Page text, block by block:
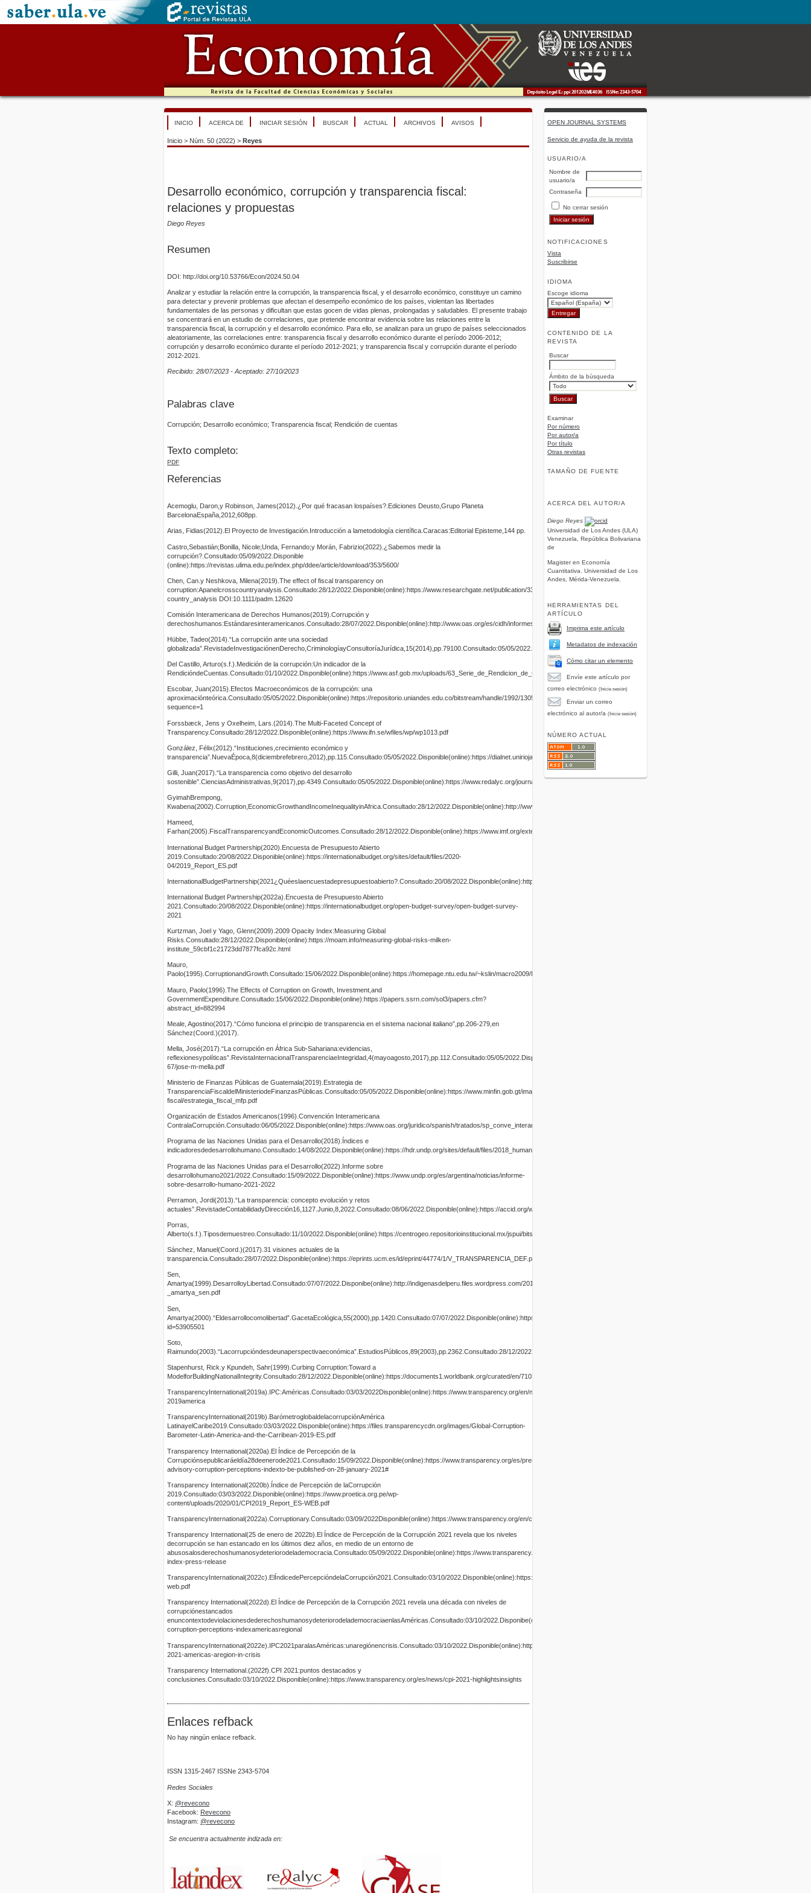
OPEN JOURNAL SYSTEMS
Servicio de ayuda de la revista
USUARIO/A
Nombre de
usuario/a
Contraseña
No cerrar sesión
NOTIFICACIONES
Vista
Suscribirse
IDIOMA
Escoge idioma
CONTENIDO DE LA
REVISTA
Buscar
Ámbito de la búsqueda
Examinar
Por número
Por autor/a
Por título
Otras revistas
TAMAÑO DE FUENTE
ACERCA DEL AUTOR/A
Diego Reyes
Universidad de Los Andes (ULA)
Venezuela, República Bolivariana
de
Magister en Economía
Cuantitativa. Universidad de Los
Andes, Mérida-Venezuela.
HERRAMIENTAS DEL
ARTÍCULO
Imprima este artículo
Metadatos de indexación
Cómo citar un elemento
Envíe este artículo por
correo electrónico (Inicie sesión)
Enviar un correo
electrónico al autor/a (Inicie sesión)
NÚMERO ACTUAL
INICIO ACERCA DE INICIAR SESIÓN BUSCAR ACTUAL ARCHIVOS AVISOS
Inicio > Núm. 50 (2022) > Reyes
Desarrollo económico, corrupción y transparencia fiscal:
relaciones y propuestas
Diego Reyes
Resumen
DOI: http://doi.org/10.53766/Econ/2024.50.04
Analizar y estudiar la relación entre la corrupción, la transparencia fiscal, y el desarrollo económico, constituye un camino
para detectar y prevenir problemas que afectan el desempeño económico de los países, violentan las libertades
fundamentales de las personas y dificultan que estas gocen de vidas plenas, prolongadas y saludables. El presente trabajo
se concentrará en un estudio de correlaciones, que pretende encontrar evidencia sobre las relaciones entre la
transparencia fiscal, la corrupción y el desarrollo económico. Para ello, se analizan para un grupo de países seleccionados
aleatoriamente, las correlaciones entre: transparencia fiscal y desarrollo económico durante el período 2006-2012;
corrupción y desarrollo económico durante el período 2012-2021; y transparencia fiscal y corrupción durante el período
2012-2021.
Recibido: 28/07/2023 - Aceptado: 27/10/2023
Palabras clave
Corrupción; Desarrollo económico; Transparencia fiscal; Rendición de cuentas
Texto completo:
PDF
Referencias
Acemoglu, Daron,y Robinson, James(2012).¿Por qué fracasan lospaíses?.Ediciones Deusto,Grupo Planeta
BarcelonaEspaña,2012,608pp.
Arias, Fidias(2012).El Proyecto de Investigación.Introducción a lametodología científica.Caracas:Editorial Episteme,144 pp.
Castro,Sebastián;Bonilla, Nicole;Unda, Fernando;y Morán, Fabrizio(2022).¿Sabemos medir la
corrupción?.Consultado:05/09/2022.Disponible
(online):https://revistas.ulima.edu.pe/index.php/ddee/article/download/353/5600/
Chen, Can.y Neshkova, Milena(2019).The effect of fiscal transparency on
corruption:Apanelcrosscountryanalysis.Consultado:28/12/2022.Disponible(online):https://www.researchgate.net/publication/334544060_The_effect_of_fiscal_transparency_on_corruption_A_panel_cross-
country_analysis DOI:10.1111/padm.12620
Comisión Interamericana de Derechos Humanos(2019).Corrupción y
derechoshumanos:Estándaresinteramericanos.Consultado:28/07/2022.Disponible(online):http://www.oas.org/es/cidh/informes/pdfs/CorrupcionDDHHES.pdf
Hübbe, Tadeo(2014).“La corrupción ante una sociedad
globalizada”.RevistadeInvestigaciónenDerecho,CriminologíayConsultoríaJurídica,15(2014),pp.79100.Consultado:05/05/2022.Disponible(online):https://dialnet.unirioja.es/descarga/articulo/6622338.pdf
Del Castillo, Arturo(s.f.).Medición de la corrupción:Un indicador de la
RendicióndeCuentas.Consultado:01/10/2022.Disponible(online):https://www.asf.gob.mx/uploads/63_Serie_de_Rendicion_de_Cuentas/Rc5.pdf
Escobar, Juan(2015).Efectos Macroeconómicos de la corrupción: una
aproximaciónteórica.Consultado:05/05/2022.Disponible(online):https://repositorio.uniandes.edu.co/bitstream/handle/1992/13059/u713966.pdf?
sequence=1
Forssbæck, Jens y Oxelheim, Lars.(2014).The Multi-Faceted Concept of
Transparency.Consultado:28/12/2022.Disponible(online):https://www.ifn.se/wfiles/wp/wp1013.pdf
González, Félix(2012).“Instituciones,crecimiento económico y
transparencia”.NuevaÉpoca,8(diciembrefebrero,2012),pp.115.Consultado:05/05/2022.Disponible(online):https://dialnet.unirioja.es/descarga/articulo/3795427.pdf.
Gilli, Juan(2017).“La transparencia como objetivo del desarrollo
sostenible”.CienciasAdministrativas,9(2017),pp.4349.Consultado:05/05/2022.Disponible(online):https://www.redalyc.org/journal/5116/511653847004/html/.
GyimahBrempong,
Kwabena(2002).Corruption,EconomicGrowthandIncomeInequalityinAfrica.Consultado:28/12/2022.Disponible(online):http://www.researchgate.net/publication/
Hameed,
Farhan(2005).FiscalTransparencyandEconomicOutcomes.Consultado:28/12/2022.Disponible(online):https://www.imf.org/external/pubs/ft/wp/2005/wp05225.pdf
International Budget Partnership(2020).Encuesta de Presupuesto Abierto
2019.Consultado:20/08/2022.Disponible(online):https://internationalbudget.org/sites/default/files/2020-
04/2019_Report_ES.pdf
InternationalBudgetPartnership(2021¿Quéeslaencuestadepresupuestoabierto?.Consultado:20/08/2022.Disponible(online):https:/presupuestoabierto.org.mx/
International Budget Partnership(2022a).Encuesta de Presupuesto Abierto
2021.Consultado:20/08/2022.Disponible(online):https://internationalbudget.org/open-budget-survey/open-budget-survey-
2021
Kurtzman, Joel y Yago, Glenn(2009).2009 Opacity Index:Measuring Global
Risks.Consultado:28/12/2022.Disponible(online):https://moam.info/measuring-global-risks-milken-
institute_59cbf1c21723dd7877fca92c.html
Mauro,
Paolo(1995).CorruptionandGrowth.Consultado:15/06/2022.Disponible(online):https://homepage.ntu.edu.tw/~kslin/macro2009/Mauro%201995.pdf
Mauro, Paolo(1996).The Effects of Corruption on Growth, Investment,and
GovernmentExpenditure.Consultado:15/06/2022.Disponible(online):https://papers.ssrn.com/sol3/papers.cfm?
abstract_id=882994
Meale, Agostino(2017).“Cómo funciona el principio de transparencia en el sistema nacional italiano”,pp.206-279,en
Sánchez(Coord.)(2017).
Mella, José(2017).“La corrupción en África Sub-Sahariana:evidencias,
reflexionesypolíticas”.RevistaInternacionalTransparenciaeIntegridad,4(mayoagosto,2017),pp.112.Consultado:05/05/2022.Disponible(online):http://www.encuentrosmultidisciplinares.org/revista-
67/jose-m-mella.pdf
Ministerio de Finanzas Públicas de Guatemala(2019).Estrategia de
TransparenciaFiscaldelMinisteriodeFinanzasPúblicas.Consultado:05/05/2022.Disponible(online):https://www.minfin.gob.gt/images/archivos/transparencia-
fiscal/estrategia_fiscal_mfp.pdf
Organización de Estados Americanos(1996).Convención Interamericana
ContralaCorrupción.Consultado:06/05/2022.Disponible(online):https://www.oas.org/juridico/spanish/tratados/sp_conve_interame_contr_corrup.pdf
Programa de las Naciones Unidas para el Desarrollo(2018).Índices e
indicadoresdedesarrollohumano.Consultado:14/08/2022.Disponible(online):https://hdr.undp.org/sites/default/files/2018_human_development_statistical_update_es.pdf
Programa de las Naciones Unidas para el Desarrollo(2022).Informe sobre
desarrollohumano2021/2022.Consultado:15/09/2022.Disponible(online):https://www.undp.org/es/argentina/noticias/informe-
sobre-desarrollo-humano-2021-2022
Perramon, Jordi(2013).“La transparencia: concepto evolución y retos
actuales”.RevistadeContabilidadyDirección16,1127.Junio,8,2022.Consultado:08/06/2022.Disponible(online):https://accid.org/wpcontent/uploads/2018/10/La_transparencia._Concepto_evolucion_y_retos_a.pdf.DOI:https://
Porras,
Alberto(s.f.).Tiposdemuestreo.Consultado:11/10/2022.Disponible(online):https://centrogeo.repositorioinstitucional.mx/jspui/bitstream/1012/163/1/
Sánchez, Manuel(Coord.)(2017).31 visiones actuales de la
transparencia.Consultado:28/07/2022.Disponible(online):https://eprints.ucm.es/id/eprint/44774/1/V_TRANSPARENCIA_DEF.pdf
Sen,
Amartya(1999).DesarrolloyLibertad.Consultado:07/07/2022.Disponibe(online):http://indigenasdelperu.files.wordpress.com/2015/09/desarroo_y_libertad_-
_amartya_sen.pdf
Sen,
Amartya(2000).“Eldesarrollocomolibertad”.GacetaEcológica,55(2000),pp.1420.Consultado:07/07/2022.Disponible(online):https://www.redalyc.org/articulo.oa?
id=53905501
Soto,
Raimundo(2003).“Lacorrupcióndesdeunaperspectivaeconómica”.EstudiosPúblicos,89(2003),pp.2362.Consultado:28/12/2022.Disponible(online):https://www.flacsoandes.edu.ec/sites/default/files/agora/files/
Stapenhurst, Rick.y Kpundeh, Sahr(1999).Curbing Corruption:Toward a
ModelforBuildingNationalIntegrity.Consultado:28/12/2022.Disponible(online):https://documents1.worldbank.org/curated/en/710331468759605498/pdf/multipage.pdf
TransparencyInternational(2019a).IPC:Américas.Consultado:03/03/2022Disponible(online):https://www.transparency.org/en/news/cpi-
2019america
TransparencyInternational(2019b).BarómetroglobaldelacorrupciónAmérica
LatinayelCaribe2019.Consultado:03/03/2022.Disponible(online):https://files.transparencycdn.org/images/Global-Corruption-
Barometer-Latin-America-and-the-Carribean-2019-ES.pdf
Transparency International(2020a).El Índice de Percepción de la
Corrupciónsepublicaráeldía28deenerode2021.Consultado:15/09/2022.Disponible(online):https://www.transparency.org/es/press/media-
advisory-corruption-perceptions-indexto-be-published-on-28-january-2021#
Transparency International(2020b).Índice de Percepción de laCorrupción
2019.Consultado:03/03/2022.Disponible(online):https://www.proetica.org.pe/wp-
content/uploads/2020/01/CPI2019_Report_ES-WEB.pdf
TransparencyInternational(2022a).Corruptionary.Consultado:03/09/2022Disponible(online):https://www.transparency.org/en/corruptionary/transarency
Transparency International(25 de enero de 2022b).El Índice de Percepción de la Corrupción 2021 revela que los niveles
decorrupción se han estancado en los últimos diez años, en medio de un entorno de
abusosalosderechoshumanosydeteriorodelademocracia.Consultado:05/09/2022.Disponible(online):https://www.transparency.org/es/press/2021corruptionperceptions-
index-press-release
TransparencyInternational(2022c).ElÍndicedePercepcióndelaCorrupción2021.Consultado:03/10/2022.Disponible(online):https://transparencia.org.es/wpcontent/uploads/2022/01/CPI2021_Report_ES-
web.pdf
Transparency International(2022d).El Índice de Percepción de la Corrupción 2021 revela una década con niveles de
corrupciónestancados
enuncontextodeviolacionesdederechoshumanosydeteriorodelademocraciaenlasAméricas.Consultado:03/10/2022.Disponibe(online):https://www.transparency.org/es/press/2021-
corruption-perceptions-indexamericasregional
TransparencyInternational(2022e).IPC2021paralasAméricas:unaregiónencrisis.Consultado:03/10/2022.Disponible(online):https://www.transparency.org/es/news/cpi-
2021-americas-aregion-in-crisis
Transparency International.(2022f).CPI 2021:puntos destacados y
conclusiones.Consultado:03/10/2022.Disponible(online):https://www.transparency.org/es/news/cpi-2021-highlightsinsights
Enlaces refback
No hay ningún enlace refback.
ISSN 1315-2467 ISSNe 2343-5704
Redes Sociales
X: @revecono
Facebook: Revecono
Instagram: @revecono
Se encuentra actualmente indizada en: